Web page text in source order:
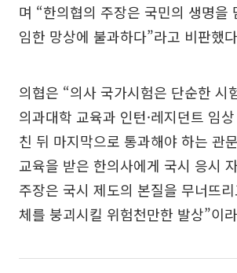
며 “한의협의 주장은 국민의 생명을
임한 망상에 불과하다”라고 비판했
의협은 “의사 국가시험은 단순한 시
의과대학 교육과 인턴·레지던트 임
친 뒤 마지막으로 통과해야 하는 관
교육을 받은 한의사에게 국시 응시
주장은 국시 제도의 본질을 무너뜨
체를 붕괴시킬 위험천만한 발상”이